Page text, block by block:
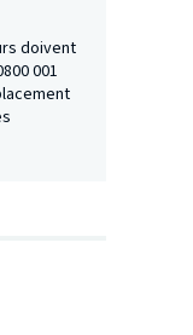
doivent
001